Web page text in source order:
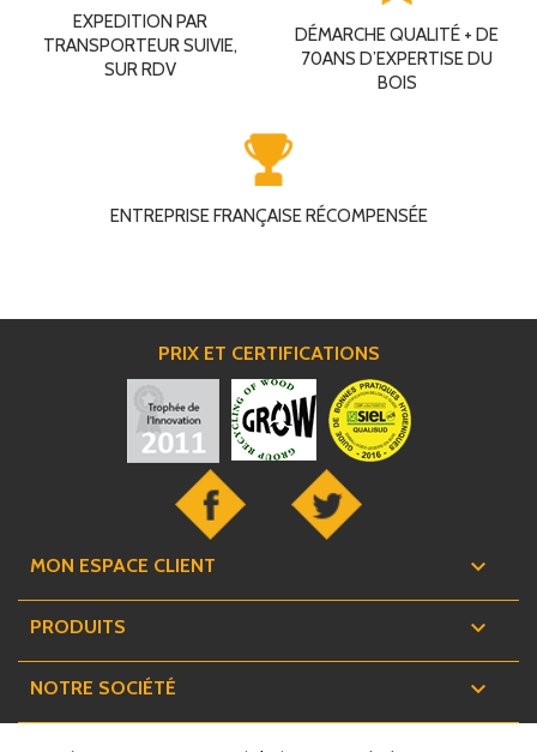
EXPEDITION PAR
TRANSPORTEUR SUIVIE,
SUR RDV
DÉMARCHE QUALITÉ + DE
70ANS D’EXPERTISE DU
BOIS
ENTREPRISE FRANÇAISE RÉCOMPENSÉE
PRIX ET CERTIFICATIONS
MON ESPACE CLIENT 
PRODUITS 
NOTRE SOCIÉTÉ 